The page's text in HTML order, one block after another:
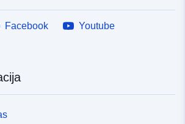
Facebook
Youtube